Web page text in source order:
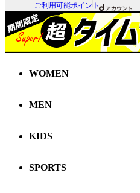
ご利用可能ポイント
WOMEN
MEN
KIDS
SPORTS